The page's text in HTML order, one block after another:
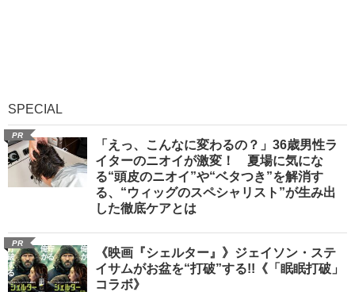
SPECIAL
PR
「えっ、こんなに変わるの？」36歳男性ラ
イターのニオイが激変！ 夏場に気にな
る“頭皮のニオイ”や“ベタつき”を解消す
る、“ウィッグのスペシャリスト”が生み出
した徹底ケアとは
PR
《映画『シェルター』》ジェイソン・ステ
イサムがお盆を“打破”する!!《「眠眠打破」
コラボ》